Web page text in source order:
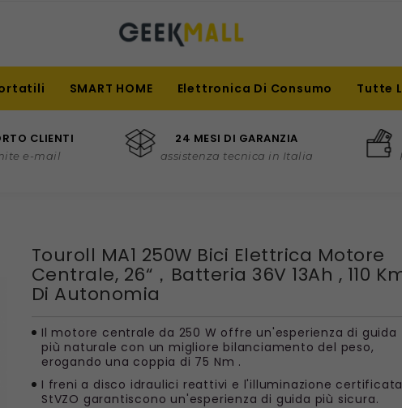
SMART HOME Elettronica Di Consumo Tutte
CLIENTI
e-mail
24 MESI DI GARANZIA
assistenza tecnica in Italia
Touroll MA1 250W Bici Elettrica Motore
Centrale, 26“，batteria 36V 13Ah , 110
Di Autonomia
Il motore centrale da 250 W offre un'esperienza di guida
più naturale con un migliore bilanciamento del peso,
erogando una coppia di 75 Nm .
I freni a disco idraulici reattivi e l'illuminazione certificata
StVZO garantiscono un'esperienza di guida più sicura.